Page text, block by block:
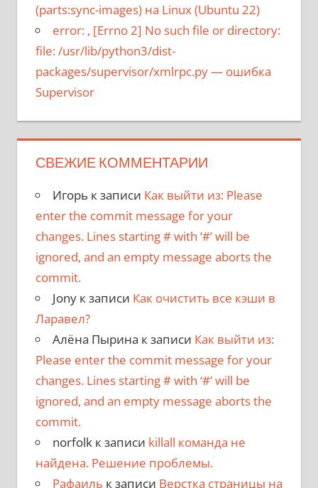
(parts:sync-images) на Linux (Ubuntu 22)
error: , [Errno 2] No such file or directory:
file: /usr/lib/python3/dist-
packages/supervisor/xmlrpc.py— ошибка
Supervisor
СВЕЖИЕ КОММЕНТАРИИ
Игорь к записи Как выйти из: Please
enter the commit message for your
changes. Lines starting # with ‘#’ will be
ignored, and an empty message aborts the
commit.
Jonyк записи Как очистить все кэши в
Ларавел?
Алёна Пырина к записи Как выйти из:
Please enter the commit message for your
changes. Lines starting # with ‘#’ will be
ignored, and an empty message aborts the
commit.
norfolkк записи killall команда не
найдена. Решение проблемы.
Рафаиль к записи Верстка страницы на